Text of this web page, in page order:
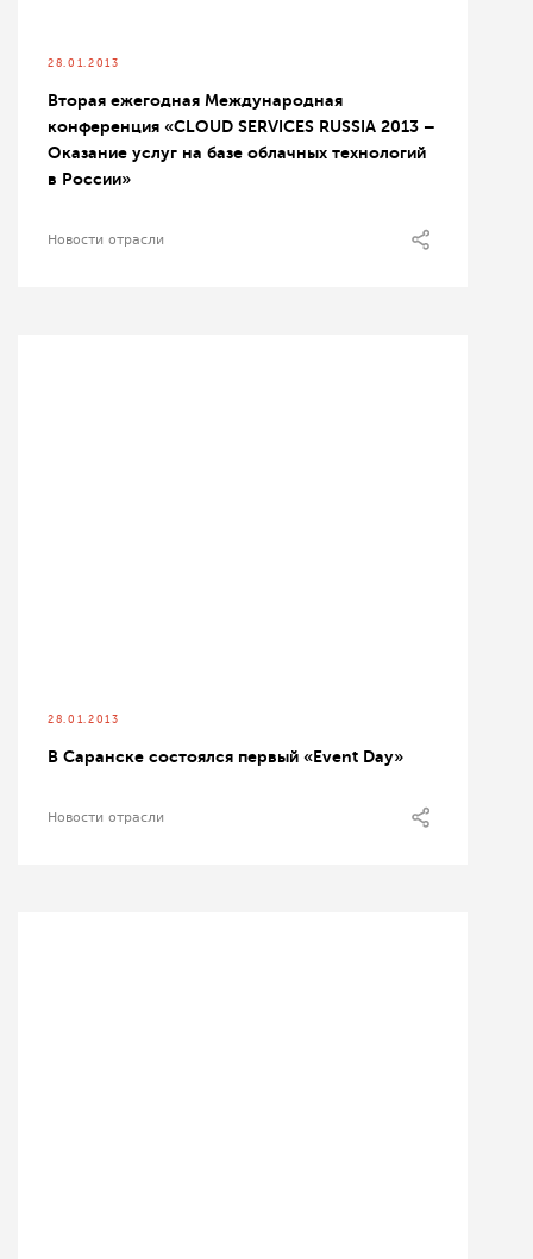
28.01.2013
Вторая ежегодная Международная
конференция «CLOUD SERVICES RUSSIA 2013 –
Оказание услуг на базе облачных технологий
в России»
Новости отрасли
28.01.2013
В Саранске состоялся первый «Event Day»
Новости отрасли